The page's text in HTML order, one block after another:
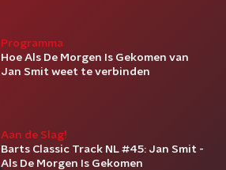
Programma
Hoe Als De Morgen Is Gekomen van
Jan Smit weet te verbinden
Aan de Slag!
Barts Classic Track NL #45: Jan Smit -
Als De Morgen Is Gekomen